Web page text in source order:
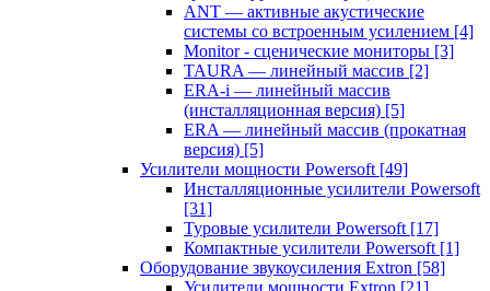
ANT — активные акустические
системы со встроенным усилением [4]
Monitor - сценические мониторы [3]
TAURA — линейный массив [2]
ERA-i — линейный массив
(инсталляционная версия) [5]
ERA — линейный массив (прокатная
версия) [5]
Усилители мощности Powersoft [49]
Инсталляционные усилители Powersoft
[31]
Туровые усилители Powersoft [17]
Компактные усилители Powersoft [1]
Оборудование звукоусиления Extron [58]
Усилители мощности Extron [21]